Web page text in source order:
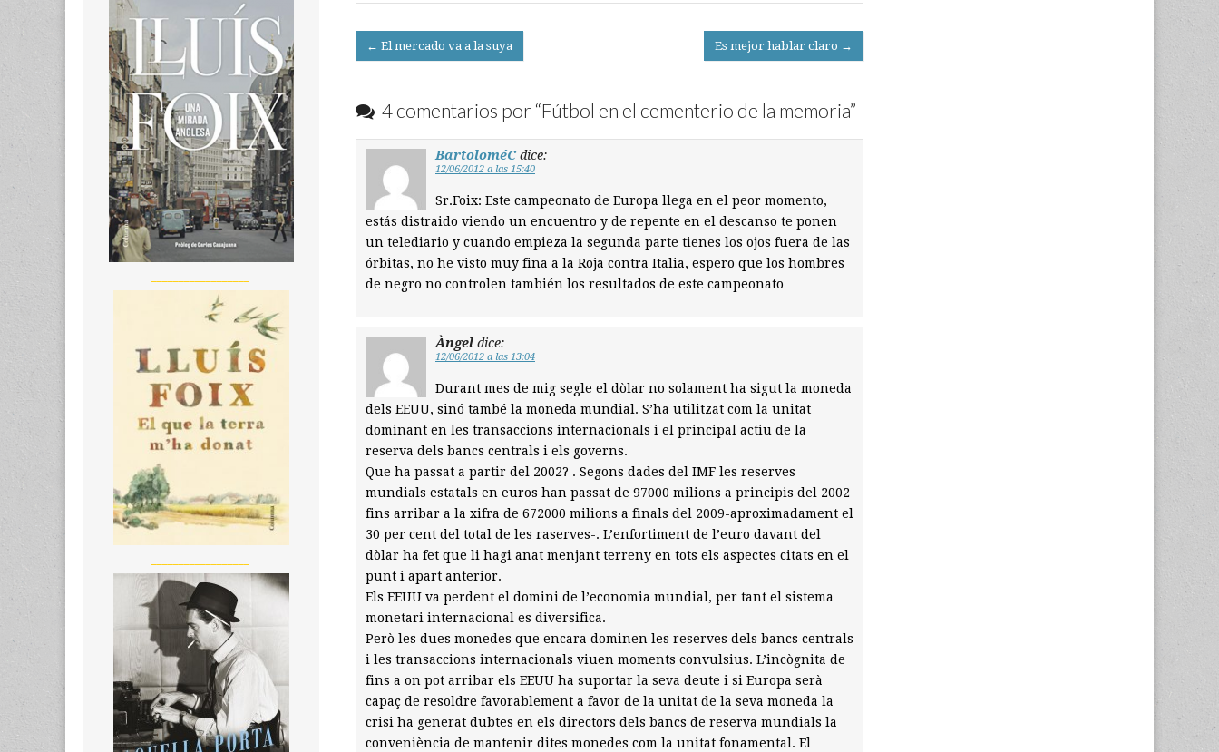
Post
navigation
← El mercado va a la suya Es mejor hablar claro →
4 comentarios por “Fútbol en el cementerio de la memoria”
BartoloméC dice:
12/06/2012 a las 15:40
Sr.Foix: Este campeonato de Europa llega en el peor momento,
estás distraido viendo un encuentro y de repente en el descanso te ponen
un telediario y cuando empieza la segunda parte tienes los ojos fuera de las
órbitas, no he visto muy fina a la Roja contra Italia, espero que los hombres
de negro no controlen también los resultados de este campeonato…
Àngel dice:
12/06/2012 a las 13:04
Durant mes de mig segle el dòlar no solament ha sigut la moneda
dels EEUU, sinó també la moneda mundial. S’ha utilitzat com la unitat
dominant en les transaccions internacionals i el principal actiu de la
reserva dels bancs centrals i els governs.
Que ha passat a partir del 2002? . Segons dades del IMF les reserves
mundials estatals en euros han passat de 97000 milions a principis del 2002
fins arribar a la xifra de 672000 milions a finals del 2009-aproximadament el
30 per cent del total de les raserves-. L’enfortiment de l’euro davant del
dòlar ha fet que li hagi anat menjant terreny en tots els aspectes citats en el
punt i apart anterior.
Els EEUU va perdent el domini de l’economia mundial, per tant el sistema
monetari internacional es diversifica.
Però les dues monedes que encara dominen les reserves dels bancs centrals
i les transaccions internacionals viuen moments convulsius. L’incògnita de
fins a on pot arribar els EEUU ha suportar la seva deute i si Europa serà
capaç de resoldre favorablement a favor de la unitat de la seva moneda la
crisi ha generat dubtes en els directors dels bancs de reserva mundials la
conveniència de mantenir dites monedes com la unitat fonamental. El